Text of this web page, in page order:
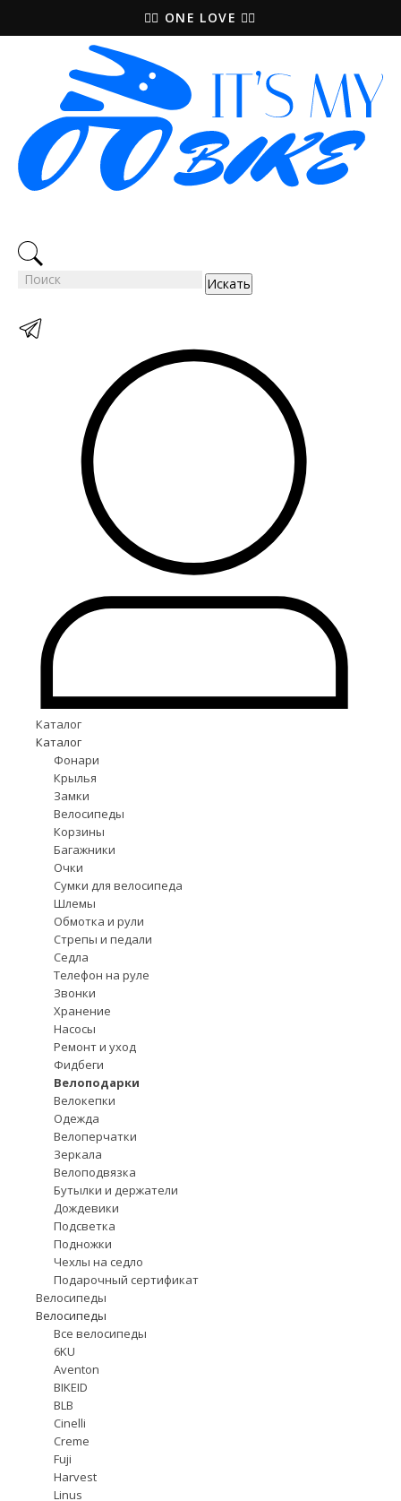
🚵‍♀️ ONE LOVE 🚴‍♀️
Искать
Каталог
Каталог
Фонари
Крылья
Замки
Велосипеды
Корзины
Багажники
Очки
Сумки для велосипеда
Шлемы
Обмотка и рули
Стрепы и педали
Седла
Телефон на руле
Звонки
Хранение
Насосы
Ремонт и уход
Фидбеги
Велоподарки
Велокепки
Одежда
Велоперчатки
Зеркала
Велоподвязка
Бутылки и держатели
Дождевики
Подсветка
Подножки
Чехлы на седло
Подарочный сертификат
Велосипеды
Велосипеды
Все велосипеды
6KU
Aventon
BIKEID
BLB
Cinelli
Creme
Fuji
Harvest
Linus